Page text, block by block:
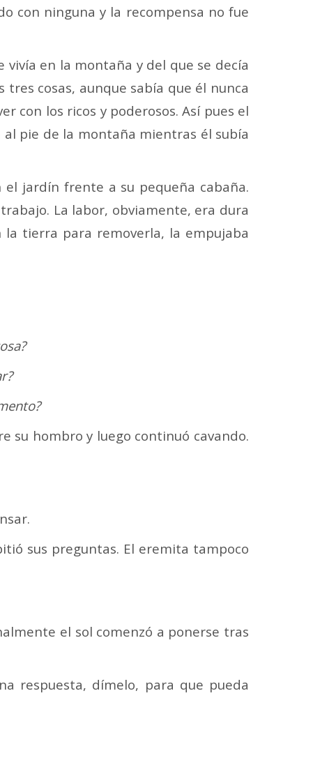
con ninguna y la recompensa no fue
en la montaña y del que se decía
cosas, aunque sabía que él nunca
con los ricos y poderosos. Así pues el
pie de la montaña mientras él subía
jardín frente a su pequeña cabaña.
La labor, obviamente, era dura
tierra para removerla, la empujaba
su hombro y luego continuó cavando.
sus preguntas. El eremita tampoco
el sol comenzó a ponerse tras
respuesta, dímelo, para que pueda